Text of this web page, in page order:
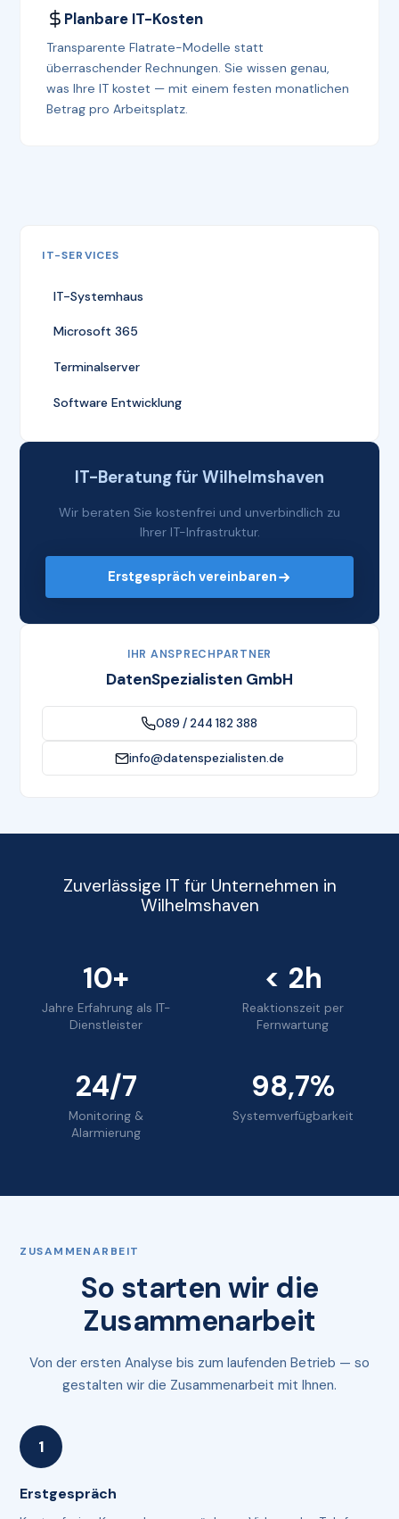
Planbare IT-Kosten
Transparente Flatrate-Modelle statt
überraschender Rechnungen. Sie wissen genau,
was Ihre IT kostet — mit einem festen monatlichen
Betrag pro Arbeitsplatz.
IT-SERVICES
IT-Systemhaus
Microsoft 365
Terminalserver
Software Entwicklung
IT-Beratung für Wilhelmshaven
Wir beraten Sie kostenfrei und unverbindlich zu
Ihrer IT-Infrastruktur.
Erstgespräch vereinbaren
IHR ANSPRECHPARTNER
DatenSpezialisten GmbH
089 / 244 182 388
info@datenspezialisten.de
Zuverlässige IT für Unternehmen in
Wilhelmshaven
10+
Jahre Erfahrung als IT-
Dienstleister
< 2h
Reaktionszeit per
Fernwartung
24/7
Monitoring &
Alarmierung
98,7%
Systemverfügbarkeit
ZUSAMMENARBEIT
So starten wir die
Zusammenarbeit
Von der ersten Analyse bis zum laufenden Betrieb — so
gestalten wir die Zusammenarbeit mit Ihnen.
Erstgespräch